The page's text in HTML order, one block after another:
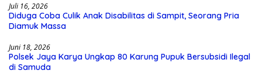
Juli 16, 2026
Diduga Coba Culik Anak Disabilitas di Sampit, Seorang Pria
Diamuk Massa
Juni 18, 2026
Polsek Jaya Karya Ungkap 80 Karung Pupuk Bersubsidi Ilegal
di Samuda